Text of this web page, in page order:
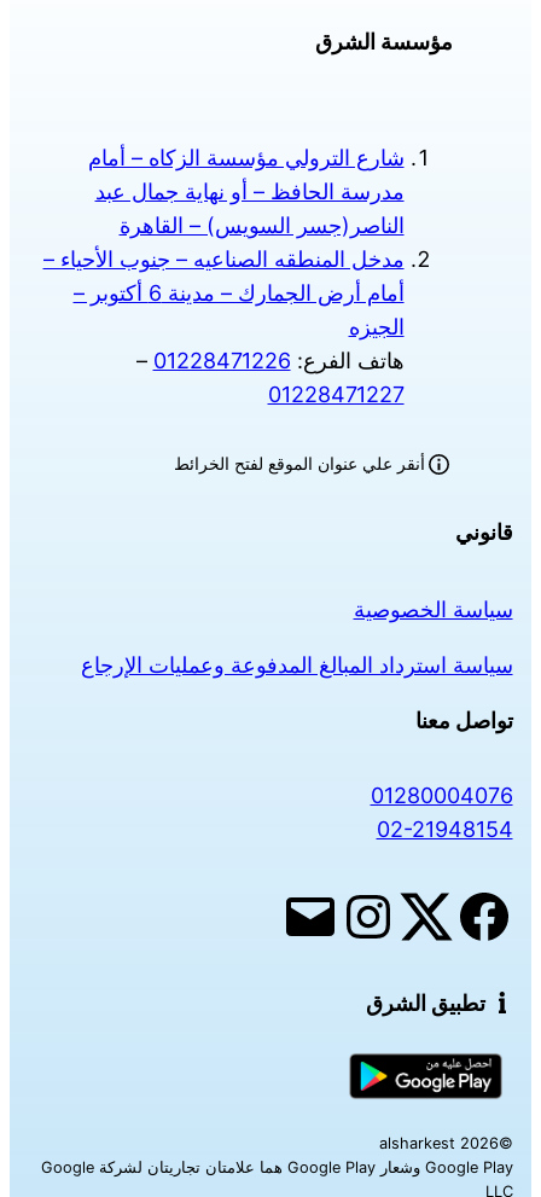
مؤسسة الشرق
شارع الترولي مؤسسة الزكاه – أمام
مدرسة الحافظ – أو نهاية جمال عبد
الناصر(جسر السويس) – القاهرة
مدخل المنطقه الصناعيه – جنوب الأحياء –
أمام أرض الجمارك – مدينة 6 أكتوبر –
الجيزه
هاتف الفرع: 01228471226
–
01228471227
أنقر علي عنوان الموقع لفتح الخرائط
قانوني
سياسة الخصوصية
سياسة استرداد المبالغ المدفوعة وعمليات الإرجاع
تواصل معنا
01280004076
02-21948154
تطبيق الشرق
©alsharkest 2026
Google Play وشعار Google Play هما علامتان تجاريتان لشركة Google
LLC‎